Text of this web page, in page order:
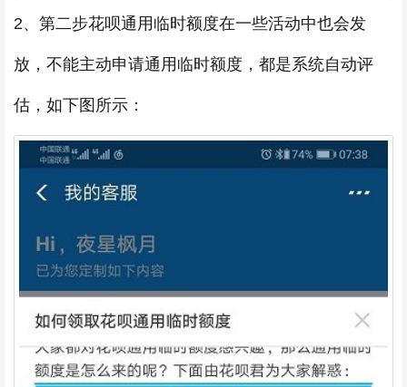
2、第二步花呗通用临时额度在一些活动中也会发
放，不能主动申请通用临时额度，都是系统自动评
估，如下图所示：